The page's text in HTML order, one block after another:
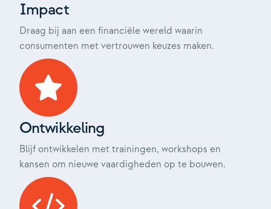
Impact
Draag bij aan een financiële wereld waarin
consumenten met vertrouwen keuzes maken.
Ontwikkeling
Blijf ontwikkelen met trainingen, workshops en
kansen om nieuwe vaardigheden op te bouwen.